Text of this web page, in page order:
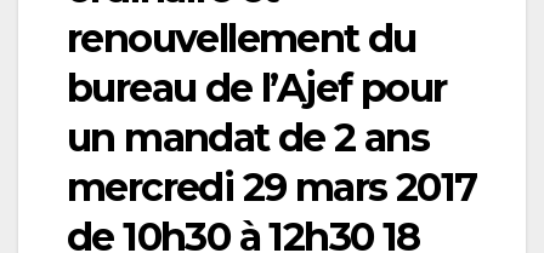
renouvellement du
bureau de l’Ajef pour
un mandat de 2 ans
mercredi 29 mars 2017
de 10h30 à 12h30 18